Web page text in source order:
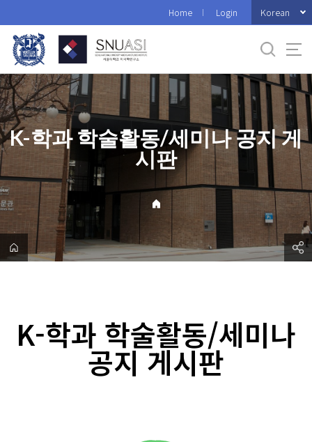
로
메
뉴
Home Login Korean
K-학과 학술활동/세미나 공지 게
시판
K-학과 학술활동/세미나
공지 게시판